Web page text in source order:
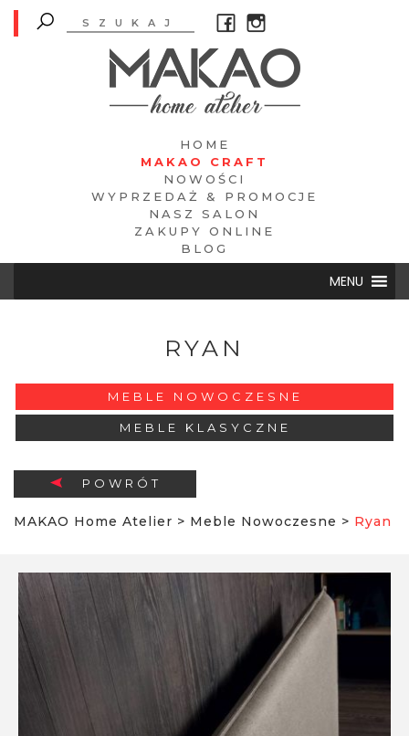
HOME
MAKAO CRAFT
NOWOŚCI
WYPRZEDAŻ & PROMOCJE
NASZ SALON
ZAKUPY ONLINE
BLOG
MENU
RYAN
MEBLE NOWOCZESNE
MEBLE KLASYCZNE
POWRÓT
MAKAO Home Atelier > Meble Nowoczesne > Ryan